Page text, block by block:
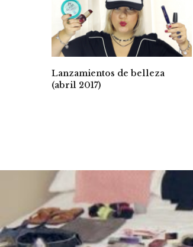
Lanzamientos de belleza
(abril 2017)